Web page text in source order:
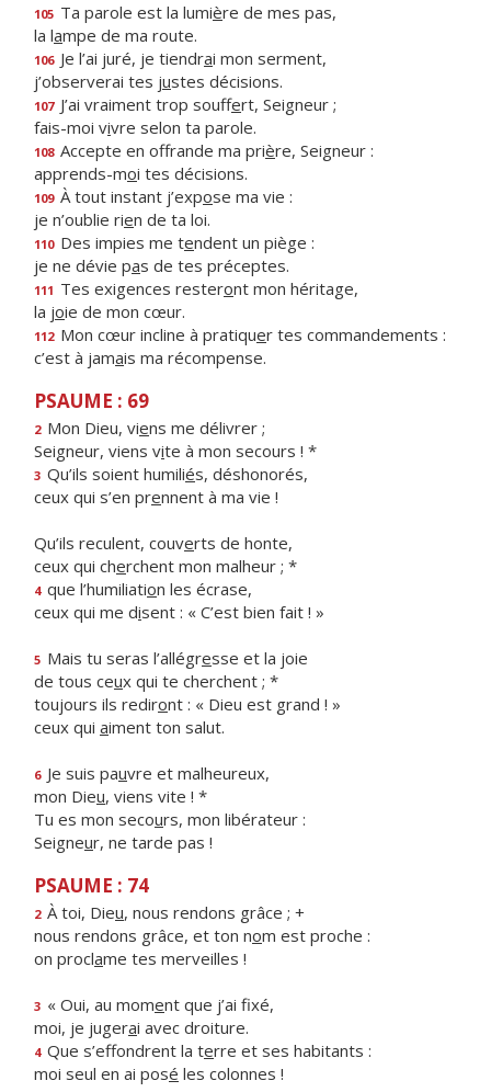
105 Ta parole est la lumière de mes pas,
la lampe de ma route.
106 Je l’ai juré, je tiendrai mon serment,
j’observerai tes justes décisions.
107 J’ai vraiment trop souffert, Seigneur ;
fais-moi vivre selon ta parole.
108 Accepte en offrande ma prière, Seigneur :
apprends-moi tes décisions.
109 À tout instant j’expose ma vie :
je n’oublie rien de ta loi.
110 Des impies me tendent un piège :
je ne dévie pas de tes préceptes.
111 Tes exigences resteront mon héritage,
la joie de mon cœur.
112 Mon cœur incline à pratiquer tes commandements :
c’est à jamais ma récompense.
PSAUME : 69
2 Mon Dieu, viens me délivrer ;
Seigneur, viens vite à mon secours ! *
3 Qu’ils soient humiliés, déshonorés,
ceux qui s’en prennent à ma vie !
Qu’ils reculent, couverts de honte,
ceux qui cherchent mon malheur ; *
4 que l’humiliation les écrase,
ceux qui me disent : « C’est bien fait ! »
5 Mais tu seras l’allégresse et la joie
de tous ceux qui te cherchent ; *
toujours ils rediront : « Dieu est grand ! »
ceux qui aiment ton salut.
6 Je suis pauvre et malheureux,
mon Dieu, viens vite ! *
Tu es mon secours, mon libérateur :
Seigneur, ne tarde pas !
PSAUME : 74
2 À toi, Dieu, nous rendons grâce ; +
nous rendons grâce, et ton nom est proche :
on proclame tes merveilles !
3 « Oui, au moment que j’ai fixé,
moi, je jugerai avec droiture.
4 Que s’effondrent la terre et ses habitants :
moi seul en ai posé les colonnes !